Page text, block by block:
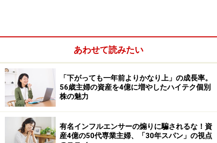
て心理的なストレスにむしばまれながら、投資する必要
はありません。まずは小さく始め、徐々に自分に合った
投資スタイルを見つけることが重要です。
※記事内容は執筆時点のものです。最新の内容をご確認くださ
い。
本記事の内容は一般的な情報提供を目的としており、特定の金融
商品や投資行動を推奨するものではありません。
投資や資産運用に関する最終的なご判断はご自身の責任において
行ってください。
あわせて読みたい
「下がっても一年前よりかなり上」の成長率。
56歳主婦の資産を4億に増やしたハイテク個別
株の魅力
有名インフルエンサーの煽りに騙されるな！資
産4億の50代専業主婦、「30年スパン」の視点